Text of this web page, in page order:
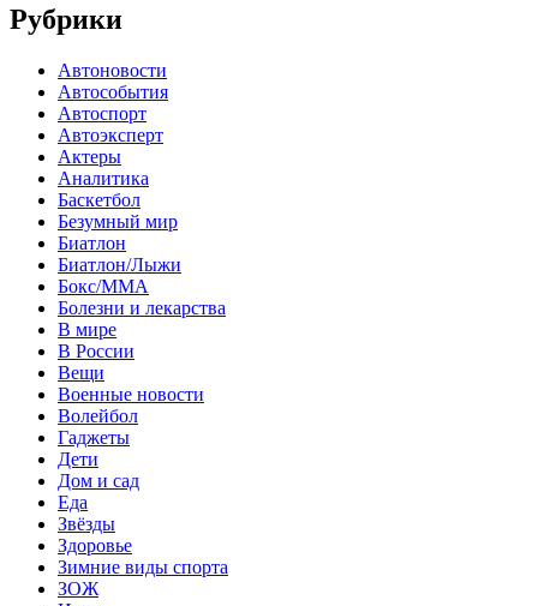
Рубрики
Автоновости
Автособытия
Автоспорт
Автоэксперт
Актеры
Аналитика
Баскетбол
Безумный мир
Биатлон
Биатлон/Лыжи
Бокс/MMA
Болезни и лекарства
В мире
В России
Вещи
Военные новости
Волейбол
Гаджеты
Дети
Дом и сад
Еда
Звёзды
Здоровье
Зимние виды спорта
ЗОЖ